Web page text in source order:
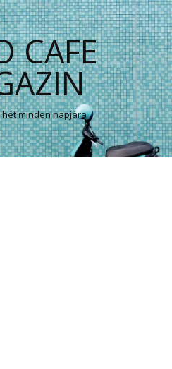
CAFE
minden napjára